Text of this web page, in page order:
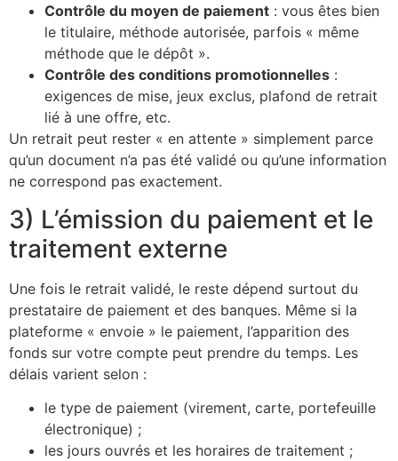
Contrôle du moyen de paiement : vous êtes bien
le titulaire, méthode autorisée, parfois « même
méthode que le dépôt ».
Contrôle des conditions promotionnelles :
exigences de mise, jeux exclus, plafond de retrait
lié à une offre, etc.
Un retrait peut rester « en attente » simplement parce
qu’un document n’a pas été validé ou qu’une information
ne correspond pas exactement.
3) L’émission du paiement et le
traitement externe
Une fois le retrait validé, le reste dépend surtout du
prestataire de paiement et des banques. Même si la
plateforme « envoie » le paiement, l’apparition des
fonds sur votre compte peut prendre du temps. Les
délais varient selon :
le type de paiement (virement, carte, portefeuille
électronique) ;
les jours ouvrés et les horaires de traitement ;